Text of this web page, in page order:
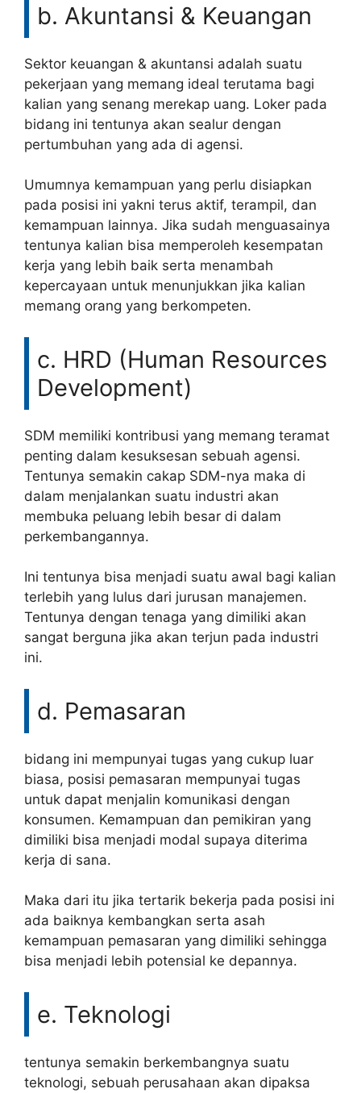
b. Akuntansi & Keuangan
Sektor keuangan & akuntansi adalah suatu
pekerjaan yang memang ideal terutama bagi
kalian yang senang merekap uang. Loker pada
bidang ini tentunya akan sealur dengan
pertumbuhan yang ada di agensi.
Umumnya kemampuan yang perlu disiapkan
pada posisi ini yakni terus aktif, terampil, dan
kemampuan lainnya. Jika sudah menguasainya
tentunya kalian bisa memperoleh kesempatan
kerja yang lebih baik serta menambah
kepercayaan untuk menunjukkan jika kalian
memang orang yang berkompeten.
c. HRD (Human Resources
Development)
SDM memiliki kontribusi yang memang teramat
penting dalam kesuksesan sebuah agensi.
Tentunya semakin cakap SDM-nya maka di
dalam menjalankan suatu industri akan
membuka peluang lebih besar di dalam
perkembangannya.
Ini tentunya bisa menjadi suatu awal bagi kalian
terlebih yang lulus dari jurusan manajemen.
Tentunya dengan tenaga yang dimiliki akan
sangat berguna jika akan terjun pada industri
ini.
d. Pemasaran
bidang ini mempunyai tugas yang cukup luar
biasa, posisi pemasaran mempunyai tugas
untuk dapat menjalin komunikasi dengan
konsumen. Kemampuan dan pemikiran yang
dimiliki bisa menjadi modal supaya diterima
kerja di sana.
Maka dari itu jika tertarik bekerja pada posisi ini
ada baiknya kembangkan serta asah
kemampuan pemasaran yang dimiliki sehingga
bisa menjadi lebih potensial ke depannya.
e. Teknologi
tentunya semakin berkembangnya suatu
teknologi, sebuah perusahaan akan dipaksa